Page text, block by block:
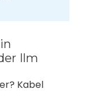
Ilm
Kabel